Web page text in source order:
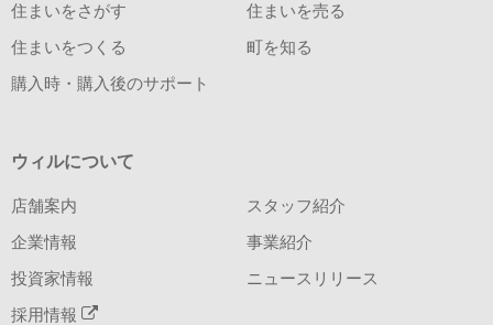
住まいをさがす 住まいを売る
住まいをつくる 町を知る
購入時・購入後のサポート
ウィルについて
店舗案内 スタッフ紹介
企業情報 事業紹介
投資家情報 ニュースリリース
採用情報